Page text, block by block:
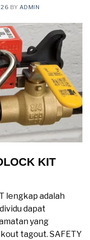
BY ADMIN
KIT
lengkap adalah
dapat
yang
tagout. SAFETY